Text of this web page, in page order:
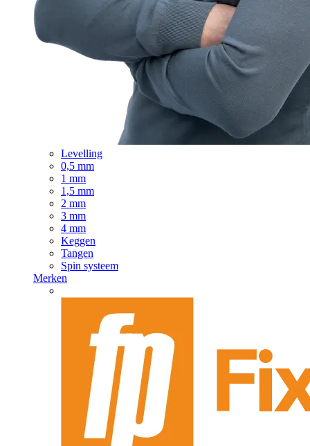
Levelling
0,5 mm
1 mm
1,5 mm
2 mm
3 mm
4 mm
Keggen
Tangen
Spin systeem
Merken